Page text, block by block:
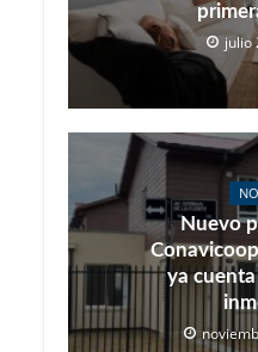
julio
Nuevo
ya